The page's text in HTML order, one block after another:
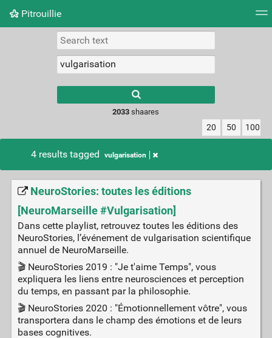
Pitrouillie
Daily
results.
2033 shaares
20 50 100
4 results tagged vulgarisation
NeuroStories: toutes les éditions
[NeuroMarseille #Vulgarisation]
Dans cette playlist, retrouvez toutes les éditions des
NeuroStories, l’événement de vulgarisation scientifique
annuel de NeuroMarseille.
🎬 NeuroStories 2019 : "Je t'aime Temps", vous
expliquera les liens entre neurosciences et perception
du temps, en passant par la philosophie.
🎬 NeuroStories 2020 : "Émotionnellement vôtre", vous
transportera dans le champ des émotions et de leurs
bases cognitives.